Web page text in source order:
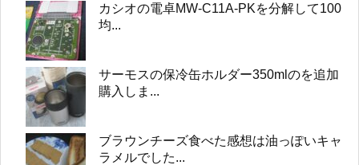
カシオの電卓MW-C11A-PKを分解して100
均...
サーモスの保冷缶ホルダー350mlのを追加
購入しま...
ブラウンチーズ食べた感想は油っぽいキャ
ラメルでした...